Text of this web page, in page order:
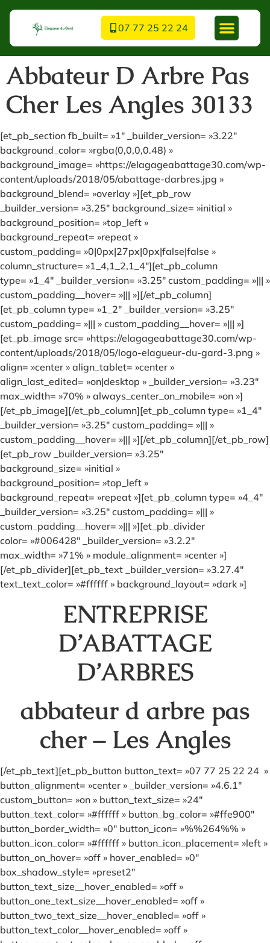
07 77 25 22 24
Abbateur D Arbre Pas
Cher Les Angles 30133
[et_pb_section fb_built= »1″ _builder_version= »3.22″
background_color= »rgba(0,0,0,0.48) »
background_image= »https://elagageabattage30.com/wp-
content/uploads/2018/05/abattage-darbres.jpg »
background_blend= »overlay »][et_pb_row
_builder_version= »3.25″ background_size= »initial »
background_position= »top_left »
background_repeat= »repeat »
custom_padding= »0|0px|27px|0px|false|false »
column_structure= »1_4,1_2,1_4″][et_pb_column
type= »1_4″ _builder_version= »3.25″ custom_padding= »||| »
custom_padding__hover= »||| »][/et_pb_column]
[et_pb_column type= »1_2″ _builder_version= »3.25″
custom_padding= »||| » custom_padding__hover= »||| »]
[et_pb_image src= »https://elagageabattage30.com/wp-
content/uploads/2018/05/logo-elagueur-du-gard-3.png »
align= »center » align_tablet= »center »
align_last_edited= »on|desktop » _builder_version= »3.23″
max_width= »70% » always_center_on_mobile= »on »]
[/et_pb_image][/et_pb_column][et_pb_column type= »1_4″
_builder_version= »3.25″ custom_padding= »||| »
custom_padding__hover= »||| »][/et_pb_column][/et_pb_row]
[et_pb_row _builder_version= »3.25″
background_size= »initial »
background_position= »top_left »
background_repeat= »repeat »][et_pb_column type= »4_4″
_builder_version= »3.25″ custom_padding= »||| »
custom_padding__hover= »||| »][et_pb_divider
color= »#006428″ _builder_version= »3.2.2″
max_width= »71% » module_alignment= »center »]
[/et_pb_divider][et_pb_text _builder_version= »3.27.4″
text_text_color= »#ffffff » background_layout= »dark »]
ENTREPRISE
D’ABATTAGE
D’ARBRES
abbateur d arbre pas
cher – Les Angles
[/et_pb_text][et_pb_button button_text= »07 77 25 22 24 »
button_alignment= »center » _builder_version= »4.6.1″
custom_button= »on » button_text_size= »24″
button_text_color= »#ffffff » button_bg_color= »#ffe900″
button_border_width= »0″ button_icon= »%%264%% »
button_icon_color= »#ffffff » button_icon_placement= »left »
button_on_hover= »off » hover_enabled= »0″
box_shadow_style= »preset2″
button_text_size__hover_enabled= »off »
button_one_text_size__hover_enabled= »off »
button_two_text_size__hover_enabled= »off »
button_text_color__hover_enabled= »off »